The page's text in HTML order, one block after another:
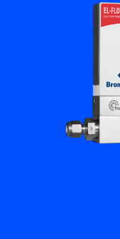
Bronkhorst
Neem contact op